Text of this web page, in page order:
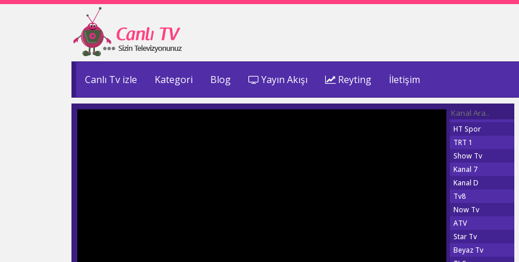
Canlı Tv izle Kategori Blog Yayın Akışı Reyting İletişim
HT Spor
TRT 1
Show Tv
Kanal 7
Kanal D
Tv8
Now Tv
ATV
Star Tv
Beyaz Tv